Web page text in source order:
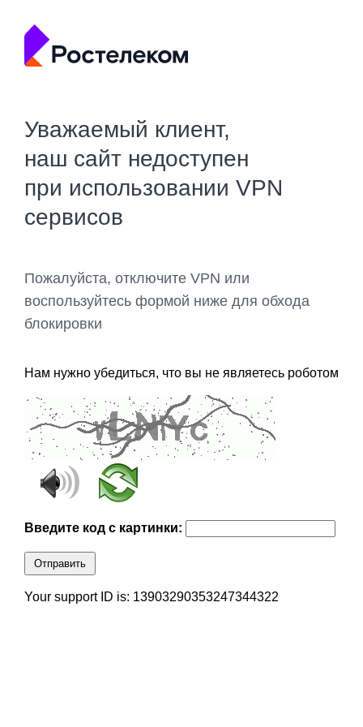
Уважаемый клиент,
наш сайт недоступен
при использовании VPN
сервисов
Пожалуйста, отключите VPN или
воспользуйтесь формой ниже для обхода
блокировки
Нам нужно убедиться, что вы не являетесь роботом
Введите код с картинки:
Отправить
Your support ID is: 13903290353247344322